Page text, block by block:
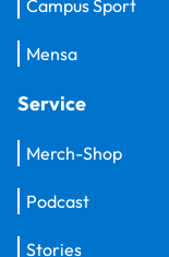
Campus Sport
Mensa
Service
Merch-Shop
Podcast
Stories